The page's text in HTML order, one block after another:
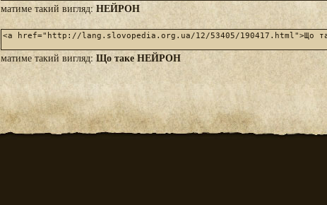
матиме такий вигляд:НЕЙРОН
матиме такий вигляд: Що таке НЕЙРОН